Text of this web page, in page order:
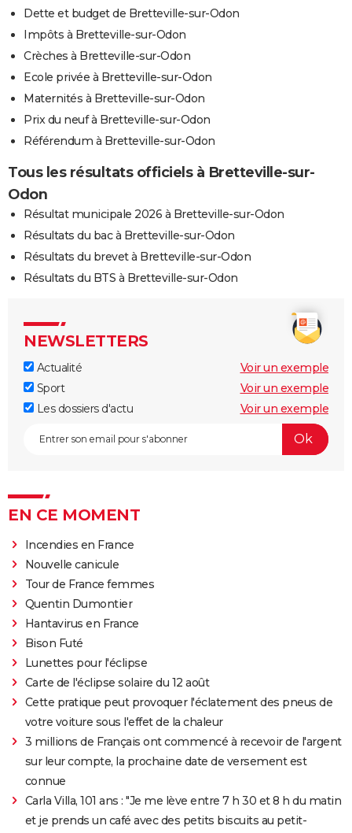
Dette et budget de Bretteville-sur-Odon
Impôts à Bretteville-sur-Odon
Crèches à Bretteville-sur-Odon
Ecole privée à Bretteville-sur-Odon
Maternités à Bretteville-sur-Odon
Prix du neuf à Bretteville-sur-Odon
Référendum à Bretteville-sur-Odon
Tous les résultats officiels à Bretteville-sur-
Odon
Résultat municipale 2026 à Bretteville-sur-Odon
Résultats du bac à Bretteville-sur-Odon
Résultats du brevet à Bretteville-sur-Odon
Résultats du BTS à Bretteville-sur-Odon
NEWSLETTERS
Actualité
Voir un exemple
Sport
Voir un exemple
Les dossiers d'actu
Voir un exemple
EN CE MOMENT
Incendies en France
Nouvelle canicule
Tour de France femmes
Quentin Dumontier
Hantavirus en France
Bison Futé
Lunettes pour l'éclipse
Carte de l'éclipse solaire du 12 août
Cette pratique peut provoquer l'éclatement des pneus de
votre voiture sous l'effet de la chaleur
3 millions de Français ont commencé à recevoir de l'argent
sur leur compte, la prochaine date de versement est
connue
Carla Villa, 101 ans : "Je me lève entre 7 h 30 et 8 h du matin
et je prends un café avec des petits biscuits au petit-